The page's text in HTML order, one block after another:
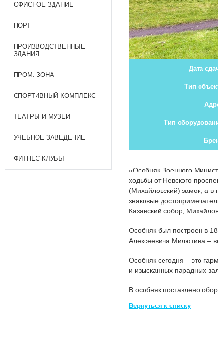
ОФИСНОЕ ЗДАНИЕ
ПОРТ
ПРОИЗВОДСТВЕННЫЕ
ЗДАНИЯ
ПРОМ. ЗОНА
СПОРТИВНЫЙ КОМПЛЕКС
ТЕАТРЫ И МУЗЕИ
УЧЕБНОЕ ЗАВЕДЕНИЕ
ФИТНЕС-КЛУБЫ
Дата
Тип
Тип
«Особняк Военного
ходьбы от Невского
(Михайловский) замок, а в
знаковые
Казанский собор,
Особняк был построен в
Алексеевича Милютина –
Особняк сегодня – это
и изысканных парадных
В особняк поставлено
Вернуться к списку